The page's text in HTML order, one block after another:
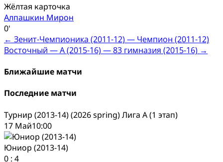
Жёлтая карточка
Алпашкин Мирон
0'
Post
navigation
← Зенит-Чемпионика (2011-12) — Чемпион (2011-12)
Восточный — А (2015-16) — 83 гимназия (2015-16) →
Ближайшие матчи
Последние матчи
Турнир (2013-14) (2026 spring) Лига А (1 этап)
17 Май10:00
Юниор (2013-14)
0 : 4